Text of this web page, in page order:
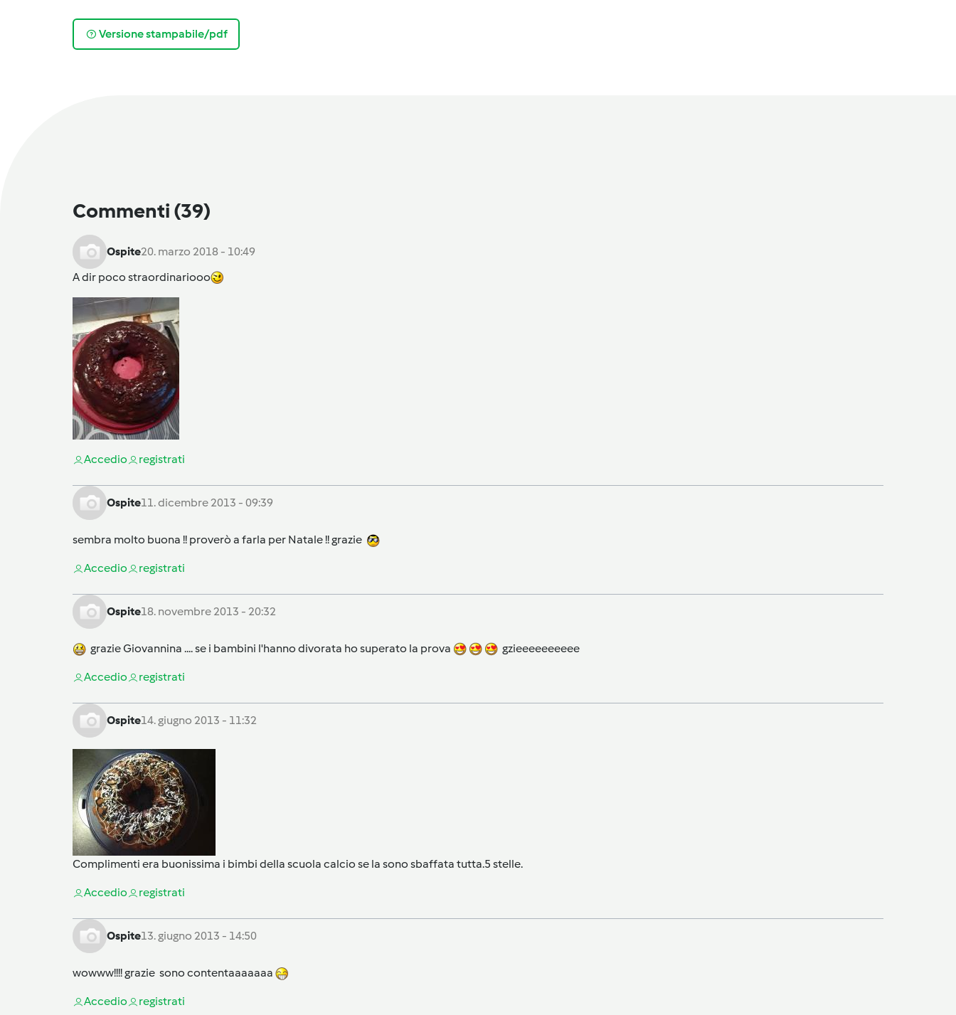
Versione stampabile/pdf
Commenti (39)
Ospite20. marzo 2018 - 10:49
A dir poco straordinariooo
Accedio registrati
Ospite11. dicembre 2013 - 09:39
sembra molto buona !! proverò a farla per Natale !! grazie
Accedio registrati
Ospite18. novembre 2013 - 20:32
grazie Giovannina .... se i bambini l'hanno divorata ho superato la prova gzieeeeeeeeee
Accedio registrati
Ospite14. giugno 2013 - 11:32
Complimenti era buonissima i bimbi della scuola calcio se la sono sbaffata tutta.5 stelle.
Accedio registrati
Ospite13. giugno 2013 - 14:50
wowww!!!! grazie sono contentaaaaaaa
Accedio registrati